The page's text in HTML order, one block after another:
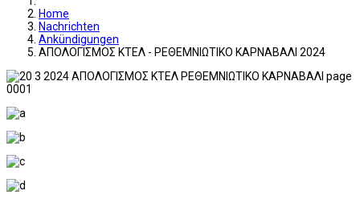
Home
Nachrichten
Ankündigungen
ΑΠΟΛΟΓΙΣΜΟΣ ΚΤΕΛ - ΡΕΘΕΜΝΙΩΤΙΚΟ ΚΑΡΝΑΒΑΛΙ 2024